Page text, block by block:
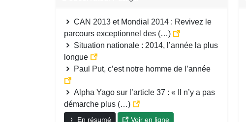
CAN 2013 et Mondial 2014 : Revivez le
parcours exceptionnel des (…)
Situation nationale : 2014, l’année la plus
longue
Paul Put, c’est notre homme de l’année
Alpha Yago sur l’article 37 : « Il n’y a pas
démarche plus (…)
En résumé Voir en ligne